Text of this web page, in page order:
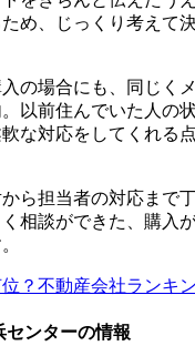
め、じっくり考えて
の場合にも、同じく
以前住んでいた人の
な対応をしてくれる
ら担当者の対応まで
相談ができた、購入
？不動産会社ランキ
センターの情報